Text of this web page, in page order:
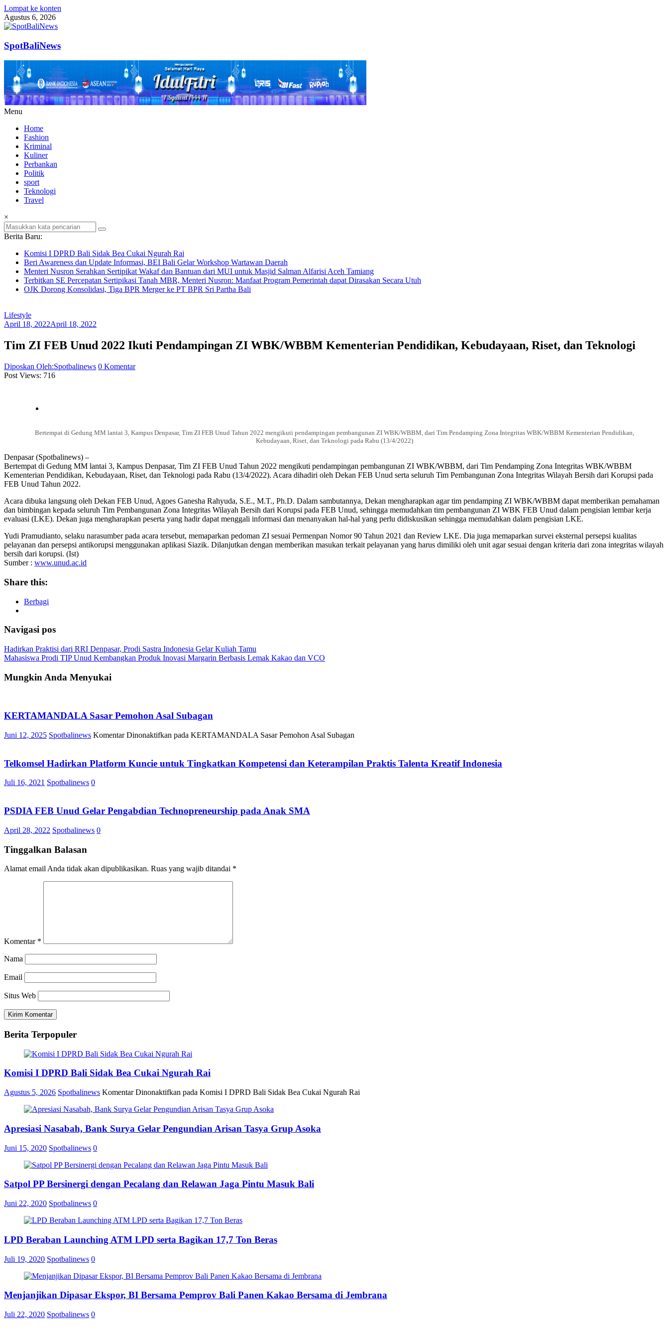
Lompat ke konten
Agustus 6, 2026
SpotBaliNews
Menu
Home
Fashion
Kriminal
Kuliner
Perbankan
Politik
sport
Teknologi
Travel
×
Berita Baru:
Komisi I DPRD Bali Sidak Bea Cukai Ngurah Rai
Beri Awareness dan Update Informasi, BEI Bali Gelar Workshop Wartawan Daerah
Menteri Nusron Serahkan Sertipikat Wakaf dan Bantuan dari MUI untuk Masjid Salman Alfarisi Aceh Tamiang
Terbitkan SE Percepatan Sertipikasi Tanah MBR, Menteri Nusron: Manfaat Program Pemerintah dapat Dirasakan Secara Utuh
OJK Dorong Konsolidasi, Tiga BPR Merger ke PT BPR Sri Partha Bali
Lifestyle
April 18, 2022April 18, 2022
Tim ZI FEB Unud 2022 Ikuti Pendampingan ZI WBK/WBBM Kementerian Pendidikan, Kebudayaan, Riset, dan Teknologi
Diposkan Oleh:Spotbalinews 0 Komentar
Post Views: 716
Bertempat di Gedung MM lantai 3, Kampus Denpasar, Tim ZI FEB Unud Tahun 2022 mengikuti pendampingan pembangunan ZI WBK/WBBM, dari Tim Pendamping Zona Integritas WBK/WBBM Kementerian Pendidikan,
Kebudayaan, Riset, dan Teknologi pada Rabu (13/4/2022)
Denpasar (Spotbalinews) –
Bertempat di Gedung MM lantai 3, Kampus Denpasar, Tim ZI FEB Unud Tahun 2022 mengikuti pendampingan pembangunan ZI WBK/WBBM, dari Tim Pendamping Zona Integritas WBK/WBBM
Kementerian Pendidikan, Kebudayaan, Riset, dan Teknologi pada Rabu (13/4/2022). Acara dihadiri oleh Dekan FEB Unud serta seluruh Tim Pembangunan Zona Integritas Wilayah Bersih dari Korupsi pada
FEB Unud Tahun 2022.
Acara dibuka langsung oleh Dekan FEB Unud, Agoes Ganesha Rahyuda, S.E., M.T., Ph.D. Dalam sambutannya, Dekan mengharapkan agar tim pendamping ZI WBK/WBBM dapat memberikan pemahaman
dan bimbingan kepada seluruh Tim Pembangunan Zona Integritas Wilayah Bersih dari Korupsi pada FEB Unud, sehingga memudahkan tim pembangunan ZI WBK FEB Unud dalam pengisian lembar kerja
evaluasi (LKE). Dekan juga mengharapkan peserta yang hadir dapat menggali informasi dan menanyakan hal-hal yang perlu didiskusikan sehingga memudahkan dalam pengisian LKE.
Yudi Pramudianto, selaku narasumber pada acara tersebut, memaparkan pedoman ZI sesuai Permenpan Nomor 90 Tahun 2021 dan Review LKE. Dia juga memaparkan survei eksternal persepsi kualitas
pelayanan dan persepsi antikorupsi menggunakan aplikasi Siazik. Dilanjutkan dengan memberikan masukan terkait pelayanan yang harus dimiliki oleh unit agar sesuai dengan kriteria dari zona integritas wilayah
bersih dari korupsi. (Ist)
Sumber : www.unud.ac.id
Share this:
Berbagi
Navigasi pos
Hadirkan Praktisi dari RRI Denpasar, Prodi Sastra Indonesia Gelar Kuliah Tamu
Mahasiswa Prodi TIP Unud Kembangkan Produk Inovasi Margarin Berbasis Lemak Kakao dan VCO
Mungkin Anda Menyukai
KERTAMANDALA Sasar Pemohon Asal Subagan
Juni 12, 2025 Spotbalinews Komentar Dinonaktifkan pada KERTAMANDALA Sasar Pemohon Asal Subagan
Telkomsel Hadirkan Platform Kuncie untuk Tingkatkan Kompetensi dan Keterampilan Praktis Talenta Kreatif Indonesia
Juli 16, 2021 Spotbalinews 0
PSDIA FEB Unud Gelar Pengabdian Technopreneurship pada Anak SMA
April 28, 2022 Spotbalinews 0
Tinggalkan Balasan
Alamat email Anda tidak akan dipublikasikan. Ruas yang wajib ditandai *
Komentar *
Nama
Email
Situs Web
Berita Terpopuler
Komisi I DPRD Bali Sidak Bea Cukai Ngurah Rai
Agustus 5, 2026 Spotbalinews Komentar Dinonaktifkan pada Komisi I DPRD Bali Sidak Bea Cukai Ngurah Rai
Apresiasi Nasabah, Bank Surya Gelar Pengundian Arisan Tasya Grup Asoka
Juni 15, 2020 Spotbalinews 0
Satpol PP Bersinergi dengan Pecalang dan Relawan Jaga Pintu Masuk Bali
Juni 22, 2020 Spotbalinews 0
LPD Beraban Launching ATM LPD serta Bagikan 17,7 Ton Beras
Juli 19, 2020 Spotbalinews 0
Menjanjikan Dipasar Ekspor, BI Bersama Pemprov Bali Panen Kakao Bersama di Jembrana
Juli 22, 2020 Spotbalinews 0